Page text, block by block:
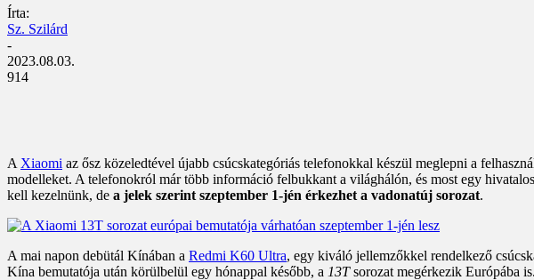
Írta:
Sz. Szilárd
-
2023.08.03.
914
A Xiaomi az ősz közeledtével újabb csúcskategóriás telefonokkal készül meglepni a
modelleket. A telefonokról már több információ felbukkant a világhálón, és most egy
kell kezelnünk, de a jelek szerint szeptember 1-jén érkezhet a vadonatúj sorozat.
A mai napon debütál Kínában a Redmi K60 Ultra, egy kiváló jellemzőkkel rendelkező
Kína bemutatója után körülbelül egy hónappal később, a 13Tsorozat megérkezik Európába is.